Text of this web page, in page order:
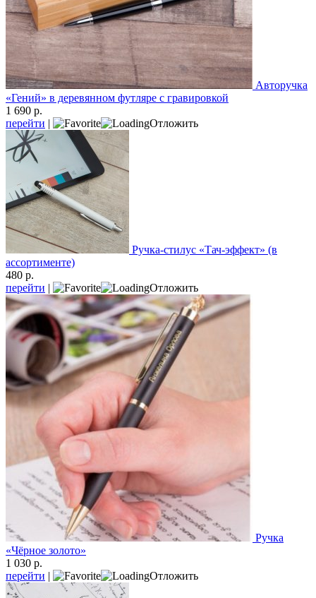
Авторучка
«Гений» в деревянном футляре с гравировкой
1 690 р.
перейти | Отложить
Ручка-стилус «Тач-эффект» (в
ассортименте)
480 р.
перейти | Отложить
Ручка
«Чёрное золото»
1 030 р.
перейти | Отложить